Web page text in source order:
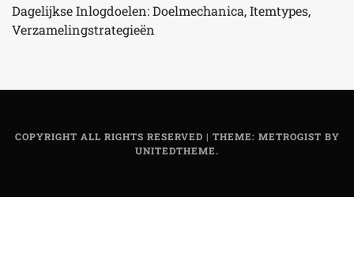
Dagelijkse Inlogdoelen: Doelmechanica, Itemtypes,
Verzamelingstrategieën
COPYRIGHT ALL RIGHTS RESERVED | THEME: METROGIST BY
UNITEDTHEME.